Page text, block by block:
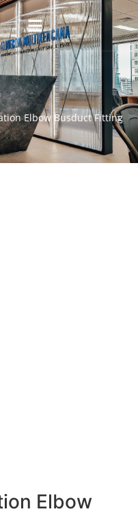
Elbow Busduct Fitting
Elbow